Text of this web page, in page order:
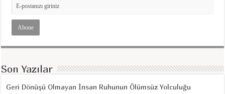
Son Yazılar
Geri Dönüşü Olmayan İnsan Ruhunun Ölümsüz Yolculuğu